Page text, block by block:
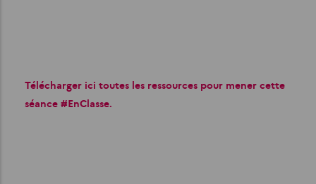
Télécharger ici toutes les ressources pour mener cette
séance #EnClasse.